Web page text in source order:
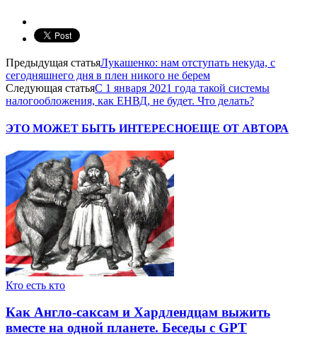
Предыдущая статьяЛукашенко: нам отступать некуда, с
сегодняшнего дня в плен никого не берем
Следующая статьяС 1 января 2021 года такой системы
налогообложения, как ЕНВД, не будет. Что делать?
ЭТО МОЖЕТ БЫТЬ ИНТЕРЕСНОЕЩЕ ОТ АВТОРА
Кто есть кто
Как Англо-саксам и Хардлендцам выжить
вместе на одной планете. Беседы с GPT